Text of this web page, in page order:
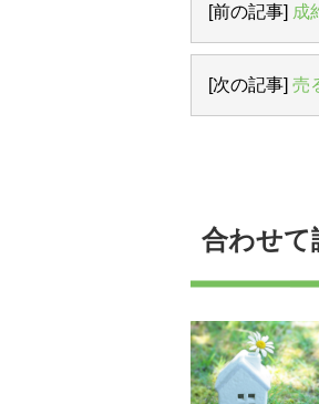
[前の記事] 成
[次の記事] 売
合わせて